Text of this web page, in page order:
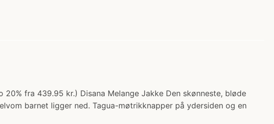
fra 439.95 kr.) Disana Melange Jakke Den skønneste, bløde
barnet ligger ned. Tagua-møtrikknapper på ydersiden og en